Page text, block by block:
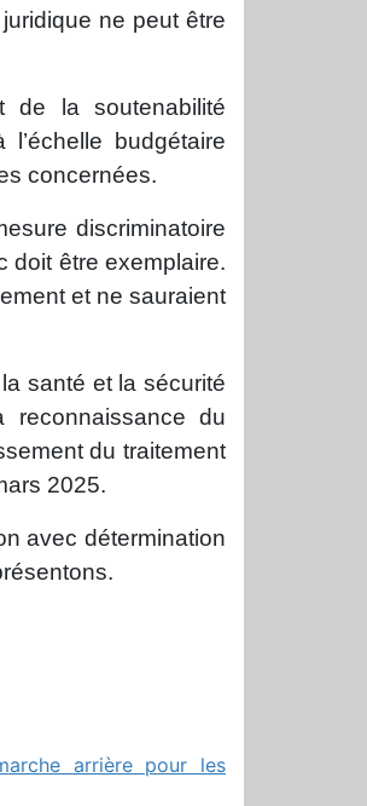
ne peut être
de la soutenabilité
budgétaire
concernées.
discriminatoire
doit être exemplaire.
et ne sauraient
santé et la sécurité
reconnaissance du
du traitement
2025.
avec détermination
arrière pour les